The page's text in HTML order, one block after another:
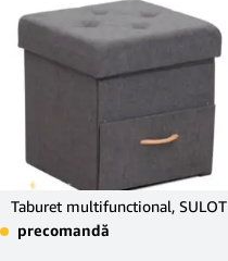
Taburet multifunctional, SULOT
precomandă